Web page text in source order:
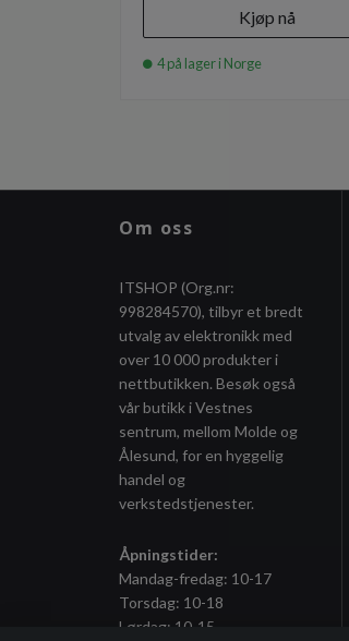
Kjøp nå
4 på lager i Norge
Om oss
ITSHOP (Org.nr:
998284570), tilbyr et bredt
utvalg av elektronikk med
over 10 000 produkter i
nettbutikken. Besøk også
vår butikk i Vestnes
sentrum, mellom Molde og
Ålesund, for en hyggelig
handel og
verkstedstjenester.
Åpningstider:
Mandag-fredag: 10-17
Torsdag: 10-18
Lørdag: 10-15